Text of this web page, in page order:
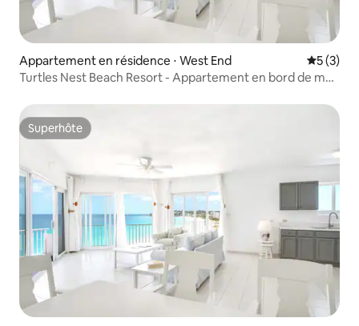
Appartement en résidence ⋅ West End
5 (3)
Turtles Nest Beach Resort - Appartement en bord de mer
Superhôte
Superhôte